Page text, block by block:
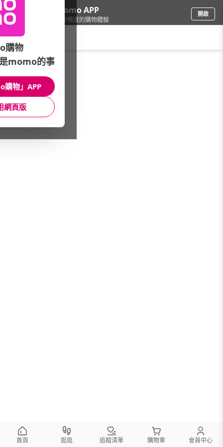
下載momo APP
給你3倍流暢度的購物體驗
開啟
家電/刮鬍刀/▼本月主打
館長推薦 月銷量
首頁 逛逛 追蹤清單 購物車 會員中心
購物
momo的事
購物」APP
網頁版